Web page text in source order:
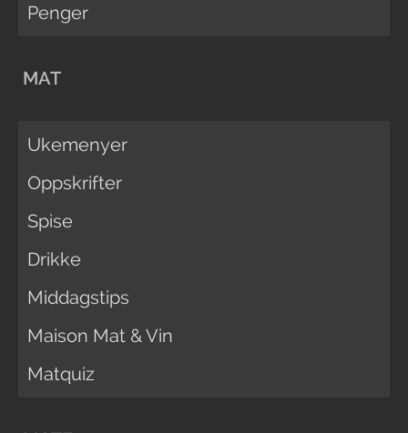
Penger
MAT
Ukemenyer
Oppskrifter
Spise
Drikke
Middagstips
Maison Mat & Vin
Matquiz